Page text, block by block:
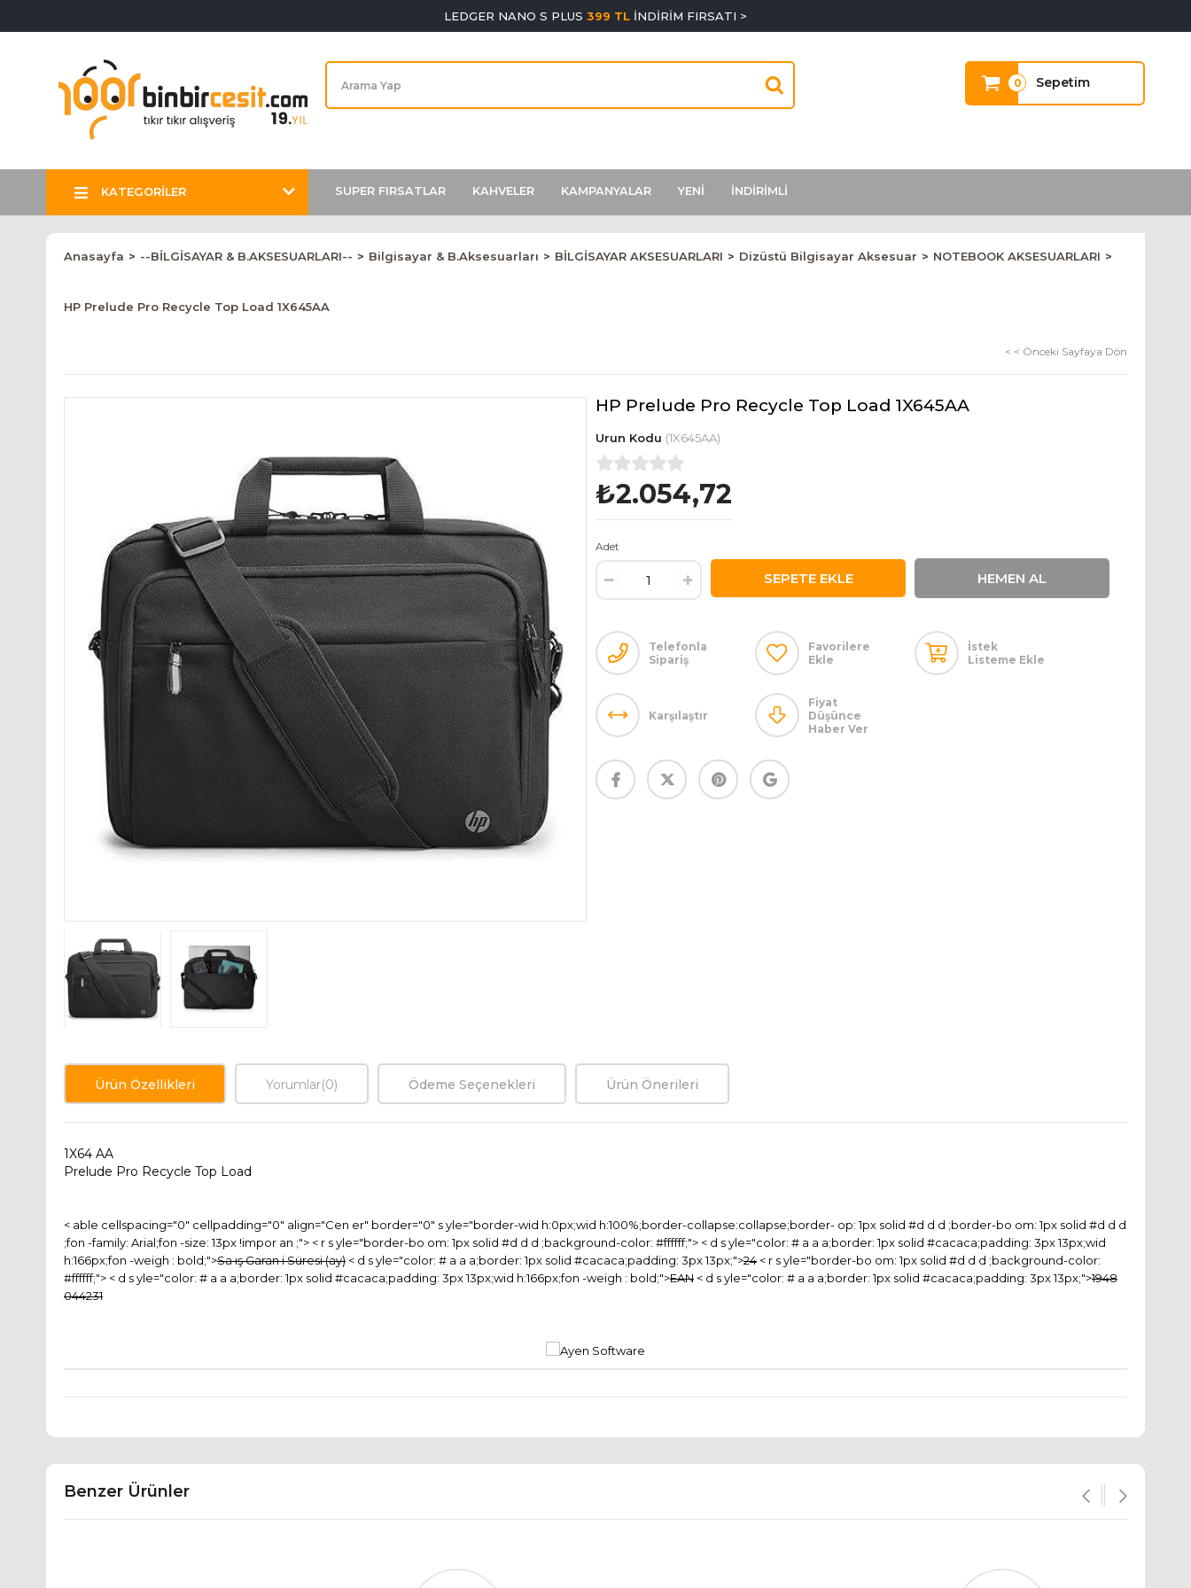
LEDGER NANO S PLUS 399 TL İNDİRİM FIRSATI >
Sepetim
0
KATEGORİLER SUPER FIRSATLAR KAHVELER KAMPANYALAR YENİ İNDİRİMLİ
Anasayfa --BİLGİSAYAR & B.AKSESUARLARI-- Bilgisayar & B.Aksesuarları BİLGİSAYAR AKSESUARLARI Dizüstü Bilgisayar Aksesuar NOTEBOOK AKSESUARLARI
HP Prelude Pro Recycle Top Load 1X645AA
< < Önceki Sayfaya Dön
HP Prelude Pro Recycle Top Load 1X645AA
(1X645AA)
₺2.054,72
Adet
Telefonla
Sipariş
Favorilere
Ekle
İstek
Listeme Ekle
Karşılaştır
Fiyat
Düşünce
Haber Ver
Ürün Özellikleri Yorumlar(0) Ödeme Seçenekleri Ürün Önerileri
1X64 AA
Prelude Pro Recycle Top Load
< able cellspacing="0" cellpadding="0" align="Cen er" border="0" s yle="border-wid h:0px;wid h:100%;border-collapse:collapse;border- op: 1px solid #d d d ;border-bo om: 1px solid #d d d
;fon -family: Arial;fon -size: 13px !impor an ;"> < r s yle="border-bo om: 1px solid #d d d ;background-color: #ffffff;"> < d s yle="color: # a a a;border: 1px solid #cacaca;padding: 3px 13px;wid
h:166px;fon -weigh : bold;">Sa ış Garan i Süresi (ay) < d s yle="color: # a a a;border: 1px solid #cacaca;padding: 3px 13px;">24 < r s yle="border-bo om: 1px solid #d d d ;background-color:
#ffffff;"> < d s yle="color: # a a a;border: 1px solid #cacaca;padding: 3px 13px;wid h:166px;fon -weigh : bold;">EAN < d s yle="color: # a a a;border: 1px solid #cacaca;padding: 3px 13px;">1948
044231
Benzer Ürünler